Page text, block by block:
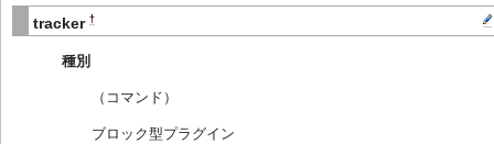
tracker †
種別
（コマンド）
ブロック型プラグイン